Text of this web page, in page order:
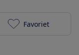
Fresh ‘n
Favoriet